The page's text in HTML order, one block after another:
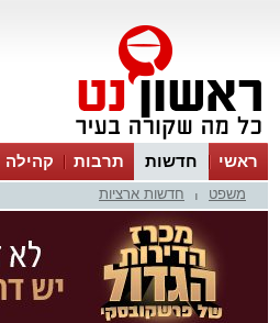
ראשי חדשות תרבות קהילה
משפט חדשות ארציות